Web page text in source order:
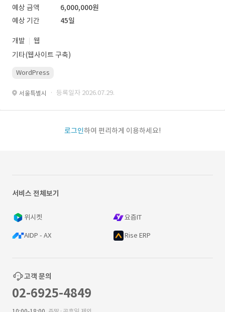
예상 금액
6,000,000원
예상 기간
45일
개발
웹
기타(웹사이트 구축)
WordPress
서울특별시 · 등록일자 2026.07.29.
로그인하여 편리하게 이용하세요!
서비스 전체보기
위시켓 요즘IT
AIDP - AX Rise ERP
고객 문의
02-6925-4849